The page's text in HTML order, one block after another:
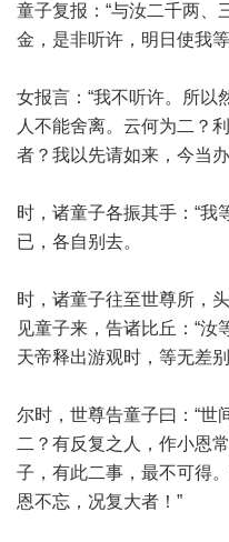
童子复报：“与汝二千两、
金，是非听许，明日使我
女报言：“我不听许。所以
人不能舍离。云何为二？
者？我以先请如来，今当
时，诸童子各振其手：“我
已，各自别去。
时，诸童子往至世尊所，
见童子来，告诸比丘：“
天帝释出游观时，等无差
尔时，世尊告童子曰：“世
二？有反复之人，作小恩
子，有此二事，最不可得
恩不忘，况复大者！”